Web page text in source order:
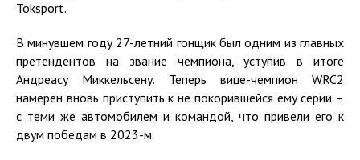
Toksport.
В минувшем году 27-летний гонщик был одним из главных
претендентов на звание чемпиона, уступив в итоге
Андреасу Миккельсену. Теперь вице-чемпион WRC2
намерен вновь приступить к не покорившейся ему серии –
с теми же автомобилем и командой, что привели его к
двум победам в 2023-м.